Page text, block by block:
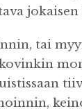
jokaisen
tai